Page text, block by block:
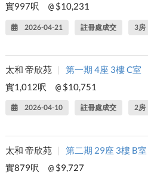
實997呎
@ $10,231
2026-04-21 註冊處成交 3房
太和 帝欣苑 |
第一期 4座 3樓 C室
實1,012呎
@ $10,751
2026-04-10 註冊處成交 2房
太和 帝欣苑 |
第二期 29座 3樓 B室
實879呎
@ $9,727